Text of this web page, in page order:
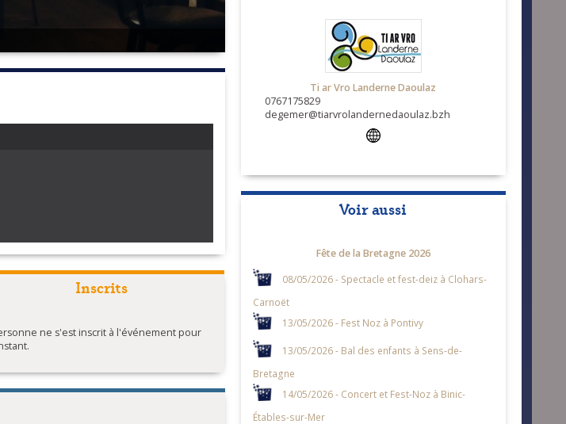
Inscrits
ne s'est inscrit à l'événement pour
Ti ar Vro Landerne Daoulaz
0767175829
degemer@tiarvrolandernedaoulaz.bzh
Voir aussi
Fête de la Bretagne 2026
08/05/2026 - Spectacle et fest-deiz à Clohars-
Carnoët
13/05/2026 - Fest Noz à Pontivy
13/05/2026 - Bal des enfants à Sens-de-
Bretagne
14/05/2026 - Concert et Fest-Noz à Binic-
Étables-sur-Mer